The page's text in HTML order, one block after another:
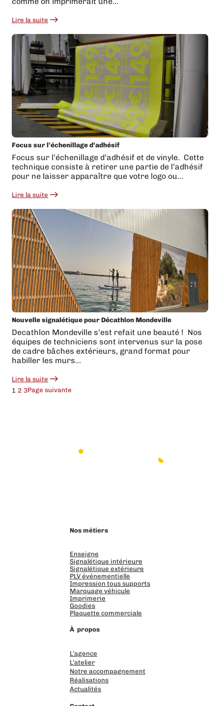
Lire la suite
:
préparer
ses
fichiers
d’impression
Focus sur l’échenillage d’adhésif
Focus sur l’échenillage d’adhésif et de vinyle. Cette
technique consiste à retirer une partie de l’adhésif
pour ne laisser apparaître que votre logo ou…
Lire la suite
:
sur
l’échenillage
d’adhésif
Nouvelle signalétique pour Décathlon Mondeville
Decathlon Mondeville s’est refait une beauté ! ️ Nos
équipes de techniciens sont intervenus sur la pose
de cadre bâches extérieurs, grand format pour
habiller les murs…
Lire la suite
:
Nouvelle
1 2 3Page suivante
Nos métiers
Enseigne
Signalétique intérieure
Signalétique extérieure
PLV événementielle
Impression tous supports
Marquage véhicule
Imprimerie
Goodies
Plaquette commerciale
À propos
L’agence
L’atelier
Notre accompagnement
Réalisations
Actualités